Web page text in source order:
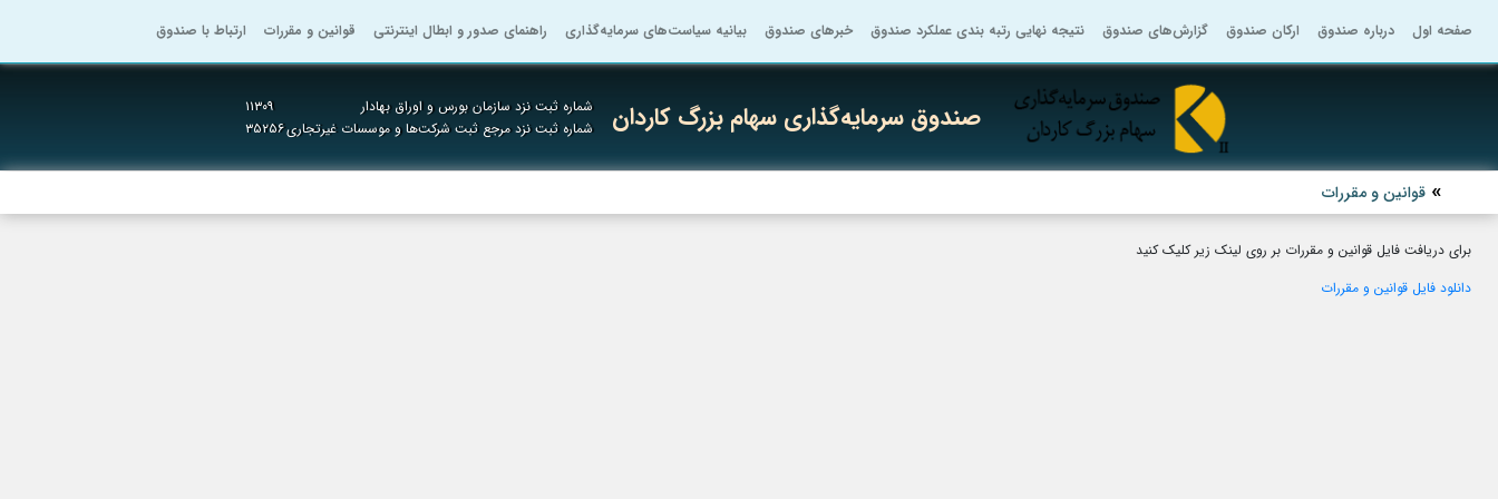
صفحه اول درباره صندوق ارکان صندوق گزارش‌های صندوق نتیجه نهایی رتبه بندی عملکرد صندوق خبرهای صندوق بیانیه سیاست‌های سرمایه‌گذاری راهنمای صدور و ابطال اینترنتی قوانین و مقررات ارتباط با صندوق
صندوق سرمایه‌گذاری سهام بزرگ کاردان شماره ثبت نزد سازمان بورس و اوراق بهادار
۱۱۳۰۹
شماره ثبت نزد مرجع ثبت شرکت‌ها و موسسات غیرتجاری۳۵۲۵۶
قوانین و مقررات
برای دریافت فایل قوانین و مقررات بر روی لینک زیر کلیک کنید
دانلود فایل قوانین و مقررات